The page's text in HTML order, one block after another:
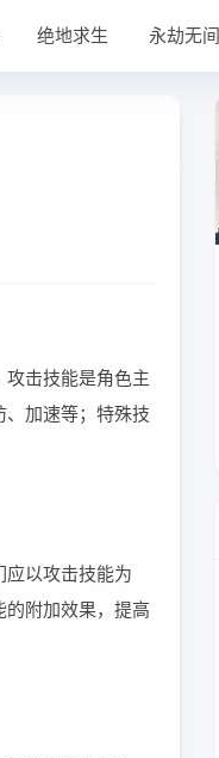
绝地求生 永劫无间
击技能是角色主
加速等；特殊技
以攻击技能为
附加效果，提高